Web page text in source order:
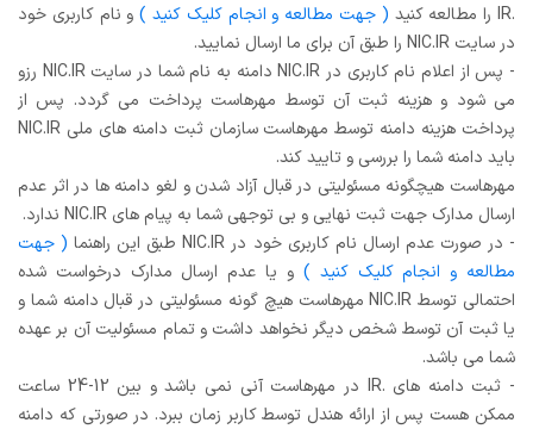
.IR را مطالعه کنید
( جهت مطالعه و انجام کلیک کنید )و نام کاربری خود
در سایت NIC.IR را طبق آن برای ما ارسال نمایید.
- پس از اعلام نام کاربری در NIC.IR دامنه به نام شما در سایت NIC.IR رزو
می شود و هزینه ثبت آن توسط مهرهاست پرداخت می گردد. پس از
پرداخت هزینه دامنه توسط مهرهاست سازمان ثبت دامنه های ملی NIC.IR
باید دامنه شما را بررسی و تایید کند.
مهرهاست هیچگونه مسئولیتی در قبال آزاد شدن و لغو دامنه ها در اثر عدم
ارسال مدارک جهت ثبت نهایی و بی توجهی شما به پیام های NIC.IR ندارد.
- در صورت عدم ارسال نام کاربری خود در NIC.IR طبق این راهنما
( جهت
مطالعه و انجام کلیک کنید ) و یا عدم ارسال مدارک درخواست شده
احتمالی توسط NIC.IR مهرهاست هیچ گونه مسئولیتی در قبال دامنه شما و
یا ثبت آن توسط شخص دیگر نخواهد داشت و تمام مسئولیت آن بر عهده
شما می باشد.
- ثبت دامنه های .IR در مهرهاست آنی نمی باشد و بین 12-24 ساعت
ممکن هست پس از ارائه هندل توسط کاربر زمان ببرد. در صورتی که دامنه